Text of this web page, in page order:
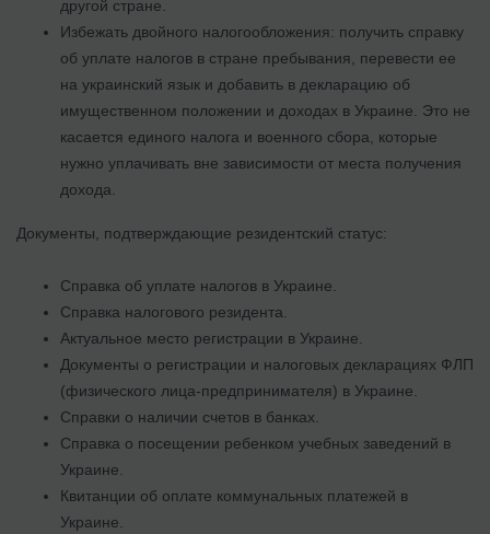
другой стране.
Избежать двойного налогообложения: получить справку
об уплате налогов в стране пребывания, перевести ее
на украинский язык и добавить в декларацию об
имущественном положении и доходах в Украине. Это не
касается единого налога и военного сбора, которые
нужно уплачивать вне зависимости от места получения
дохода.
Документы, подтверждающие резидентский статус:
Справка об уплате налогов в Украине.
Справка налогового резидента.
Актуальное место регистрации в Украине.
Документы о регистрации и налоговых декларациях ФЛП
(физического лица-предпринимателя) в Украине.
Справки о наличии счетов в банках.
Справка о посещении ребенком учебных заведений в
Украине.
Квитанции об оплате коммунальных платежей в
Украине.